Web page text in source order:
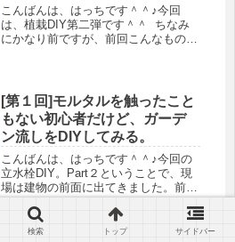
こんばんは、はっちです＾＾♪今回
は、植栽DIY第二弾です＾＾ ちなみ
にかなり前ですが、前回こんなものを
クを植えてみました。（季節は戻り...
[第１回]モルタルを触ったこと
もない初心者だけど、ガーデ
ン流しをDIYしてみる。
こんばんは、はっちです＾＾♪今回の
立水栓DIY。Part２ということで、現
場は建物の前面に出てきました。前回
はコンクリートで固められていたとこ
ろにレンガを積んだだけですが、今回
はちょっと違います。周りの様子はコ
検索 トップ サイドバー